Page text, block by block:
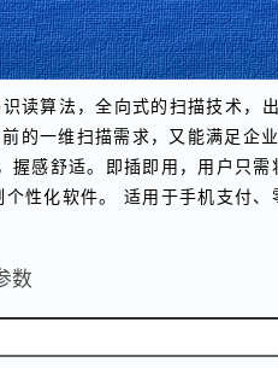
读算法，全向式的扫描技术，
的一维扫描需求，又能满足企
握感舒适。即插即用，用户只
性化软件。 适用于手机支付
数